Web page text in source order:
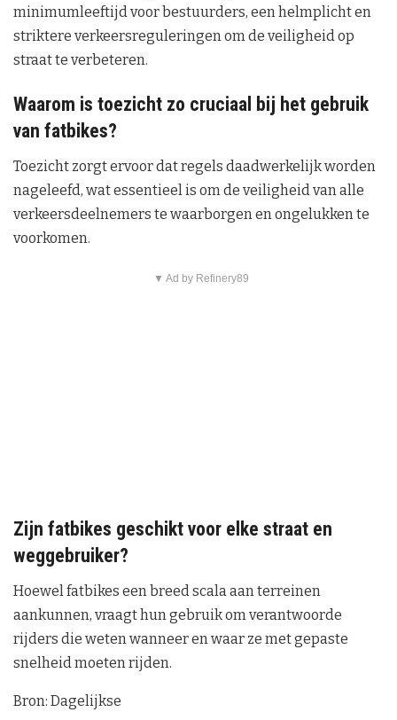
minimumleeftijd voor bestuurders, een helmplicht en
striktere verkeersreguleringen om de veiligheid op
straat te verbeteren.
Waarom is toezicht zo cruciaal bij het gebruik
van fatbikes?
Toezicht zorgt ervoor dat regels daadwerkelijk worden
nageleefd, wat essentieel is om de veiligheid van alle
verkeersdeelnemers te waarborgen en ongelukken te
voorkomen.
▼ Ad by Refinery89
Zijn fatbikes geschikt voor elke straat en
weggebruiker?
Hoewel fatbikes een breed scala aan terreinen
aankunnen, vraagt hun gebruik om verantwoorde
rijders die weten wanneer en waar ze met gepaste
snelheid moeten rijden.
Bron: Dagelijkse